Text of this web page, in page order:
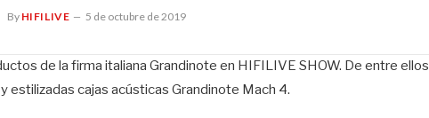
By HIFILIVE 5 de octubre de 2019
de la firma italiana Grandinote en HIFILIVE SHOW. De entre ellos
estilizadas cajas acústicas Grandinote Mach 4.